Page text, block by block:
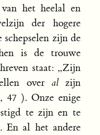
het heelal en
der hogere
schepselen zijn de
is de trouwe
staat: „Zijn
over alzijn
47 ). Onze enige
te zijn en te
al het andere